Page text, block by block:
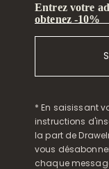
Entrez votre
obtenez -10%
* En saisissant
instructions
la part de
vous
chaque